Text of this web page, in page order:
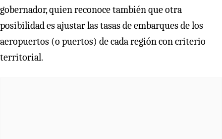
gobernador, quien reconoce también que otra
posibilidad es ajustar las tasas de embarques de los
aeropuertos (o puertos) de cada región con criterio
territorial.